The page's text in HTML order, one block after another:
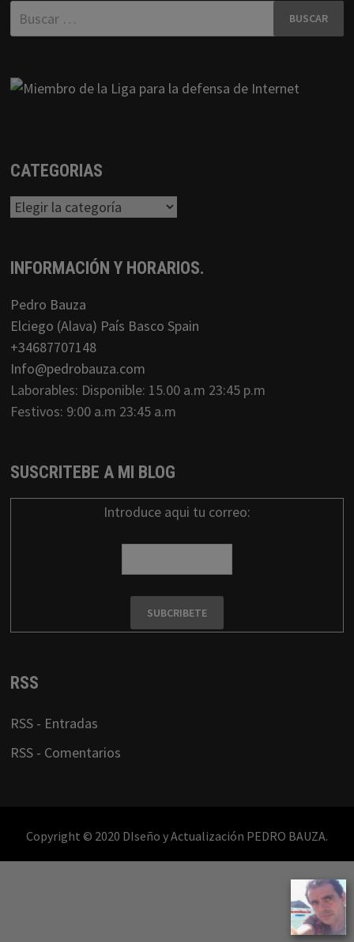
Buscar:
CATEGORIAS
Categorias
INFORMACIÓN Y HORARIOS.
Pedro Bauza
Elciego (Alava) País Basco Spain
+34687707148
Info@pedrobauza.com
Laborables: Disponible: 15.00 a.m 23:45 p.m
Festivos: 9:00 a.m 23:45 a.m
SUSCRITEBE A MI BLOG
Introduce aqui tu correo:
RSS
RSS - Entradas
RSS - Comentarios
Copyright © 2020 DIseño y Actualización PEDRO BAUZA.